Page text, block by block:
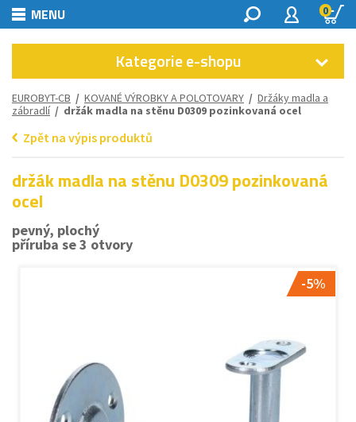
MENU 0
Kategorie e-shopu
EUROBYT-CB / KOVANÉ VÝROBKY A POLOTOVARY / Držáky madla a
zábradlí/ držák madla na stěnu D0309 pozinkovaná ocel
Zpět na výpis produktů
držák madla na stěnu D0309 pozinkovaná
ocel
pevný, plochý
příruba se 3 otvory
-5%